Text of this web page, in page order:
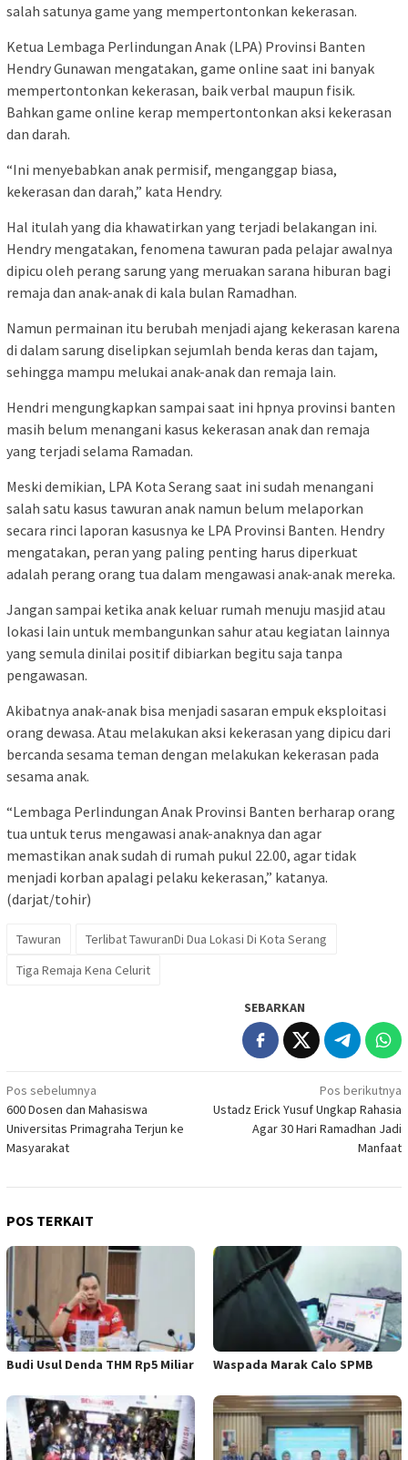
salah satunya game yang mempertontonkan kekerasan.
Ketua Lembaga Perlindungan Anak (LPA) Provinsi Banten
Hendry Gunawan mengatakan, game online saat ini banyak
mempertontonkan kekerasan, baik verbal maupun fisik.
Bahkan game online kerap mempertontonkan aksi kekerasan
dan darah.
“Ini menyebabkan anak permisif, menganggap biasa,
kekerasan dan darah,” kata Hendry.
Hal itulah yang dia khawatirkan yang terjadi belakangan ini.
Hendry mengatakan, fenomena tawuran pada pelajar awalnya
dipicu oleh perang sarung yang meruakan sarana hiburan bagi
remaja dan anak-anak di kala bulan Ramadhan.
Namun permainan itu berubah menjadi ajang kekerasan karena
di dalam sarung diselipkan sejumlah benda keras dan tajam,
sehingga mampu melukai anak-anak dan remaja lain.
Hendri mengungkapkan sampai saat ini hpnya provinsi banten
masih belum menangani kasus kekerasan anak dan remaja
yang terjadi selama Ramadan.
Meski demikian, LPA Kota Serang saat ini sudah menangani
salah satu kasus tawuran anak namun belum melaporkan
secara rinci laporan kasusnya ke LPA Provinsi Banten. Hendry
mengatakan, peran yang paling penting harus diperkuat
adalah perang orang tua dalam mengawasi anak-anak mereka.
Jangan sampai ketika anak keluar rumah menuju masjid atau
lokasi lain untuk membangunkan sahur atau kegiatan lainnya
yang semula dinilai positif dibiarkan begitu saja tanpa
pengawasan.
Akibatnya anak-anak bisa menjadi sasaran empuk eksploitasi
orang dewasa. Atau melakukan aksi kekerasan yang dipicu dari
bercanda sesama teman dengan melakukan kekerasan pada
sesama anak.
“Lembaga Perlindungan Anak Provinsi Banten berharap orang
tua untuk terus mengawasi anak-anaknya dan agar
memastikan anak sudah di rumah pukul 22.00, agar tidak
menjadi korban apalagi pelaku kekerasan,” katanya.
(darjat/tohir)
Tawuran
Terlibat TawuranDi Dua Lokasi Di Kota Serang
Tiga Remaja Kena Celurit
SEBARKAN
Navigasi
pos
Pos sebelumnya
600 Dosen dan Mahasiswa
Universitas Primagraha Terjun ke
Masyarakat
Pos berikutnya
Ustadz Erick Yusuf Ungkap Rahasia
Agar 30 Hari Ramadhan Jadi
Manfaat
POS TERKAIT
Budi Usul Denda THM Rp5 Miliar Waspada Marak Calo SPMB